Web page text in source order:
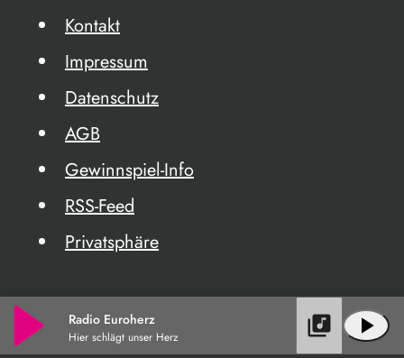
Kontakt
Impressum
Datenschutz
AGB
Gewinnspiel-Info
RSS-Feed
Privatsphäre
Radio Euroherz
Hier schlägt unser Herz play_arrow
library_music